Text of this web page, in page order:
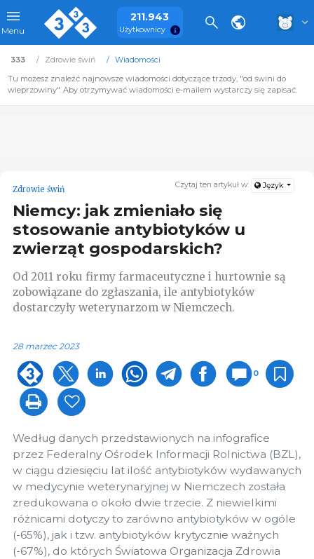
Menu
211.943
Użytkownicy
333 Zdrowie świń
Wiadomości
Tu możesz znaleźć najnowsze wiadomości dotyczące trzody, "od świni do
wieprzowiny". Aby otrzymywać wiadomości e-mailem wystarczy się zapisać.
Czytaj ten artykuł w: Język
Zdrowie świń
Niemcy: jak zmieniało się
stosowanie antybiotyków u
zwierząt gospodarskich?
Od 2011 roku firmy farmaceutyczne i hurtownie są
zobowiązane do zgłaszania, ile antybiotyków
dostarczyły weterynarzom w Niemczech.
28 marzec 2023
0
Według danych przedstawionych na infografice
przez Federalny Ośrodek Informacji Rolnictwa (BZL),
w ciągu dziesięciu lat ilość antybiotyków wydawanych
w medycynie weterynaryjnej w Niemczech została
zredukowana o około dwie trzecie. Z niewielkimi
różnicami dotyczy to zarówno antybiotyków w ogóle
(-65%), jak i tzw. antybiotyków krytycznie ważnych
(-67%), do których Światowa Organizacja Zdrowia